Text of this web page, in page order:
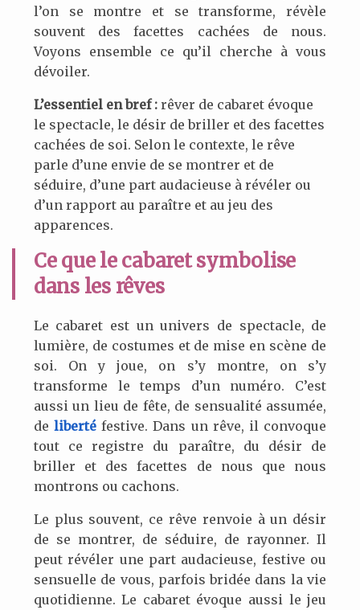
l’on se montre et se transforme, révèle
souvent des facettes cachées de nous.
Voyons ensemble ce qu’il cherche à vous
dévoiler.
L’essentiel en bref :rêver de cabaret évoque
le spectacle, le désir de briller et des facettes
cachées de soi. Selon le contexte, le rêve
parle d’une envie de se montrer et de
séduire, d’une part audacieuse à révéler ou
d’un rapport au paraître et au jeu des
apparences.
Ce que le cabaret symbolise
dans les rêves
Le cabaret est un univers de spectacle, de
lumière, de costumes et de mise en scène de
soi. On y joue, on s’y montre, on s’y
transforme le temps d’un numéro. C’est
aussi un lieu de fête, de sensualité assumée,
deliberté festive. Dans un rêve, il convoque
tout ce registre du paraître, du désir de
briller et des facettes de nous que nous
montrons ou cachons.
Le plus souvent, ce rêve renvoie à un désir
de se montrer, de séduire, de rayonner. Il
peut révéler une part audacieuse, festive ou
sensuelle de vous, parfois bridée dans la vie
quotidienne. Le cabaret évoque aussi le jeu